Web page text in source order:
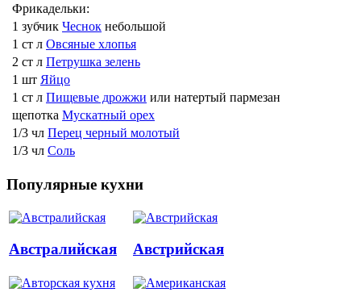
Фрикадельки:
1 зубчик Чеснок небольшой
1 ст л Овсяные хлопья
2 ст л Петрушка зелень
1 шт Яйцо
1 ст л Пищевые дрожжи или натертый пармезан
щепотка Мускатный орех
1/3 чл Перец черный молотый
1/3 чл Соль
Популярные кухни
Австралийская Австрийская